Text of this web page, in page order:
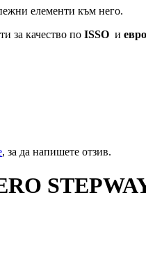
елементи към него.
за качество по ISSO и
, за да напишете отзив.